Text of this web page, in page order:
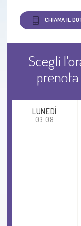
Infertilità
Sterilità
CHIAMA IL
Scegli
LUNEDÍ
03.08